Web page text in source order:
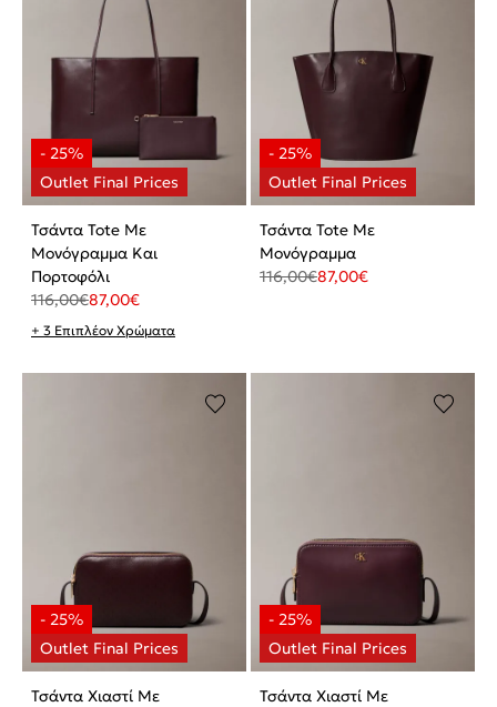
Τσάντα Tote Με
Μονόγραμμα Και
Πορτοφόλι
116,00€87,00€
+ 3 Επιπλέον Χρώματα
Τσάντα Tote Με
Μονόγραμμα
116,00€87,00€
Τσάντα Χιαστί Με
Τσάντα Χιαστί Με